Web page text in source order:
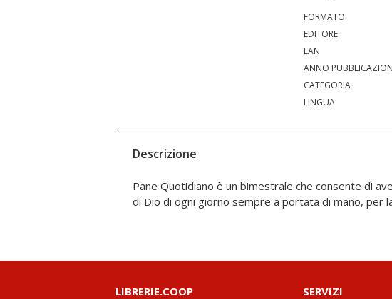
FORMATO
EDITORE
EAN
ANNO
CATEGORIA
LINGUA
Descrizione
Pane Quotidiano è un bimestrale che consente di
di Dio di ogni giorno sempre a portata di mano, per
LIBRERIE.COOP SERVIZI